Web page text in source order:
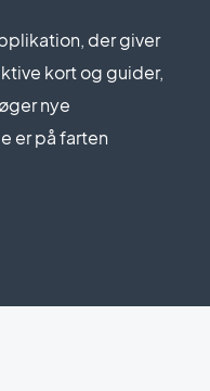
der giver
kort og guider,
nye
er på farten